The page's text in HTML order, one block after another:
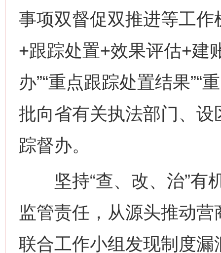
事项双督促双推进等工作
+跟踪处置+效果评估+建
办”“重点跟踪处置结果”“
批向省有关执法部门、
踪督办。
坚持“查、改、治”有
监管责任，从源头推动
联合工作小组发现制度漏